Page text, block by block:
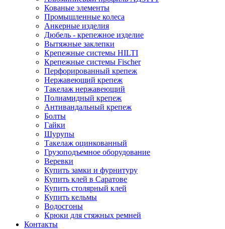
Кованые элементы
Промышленные колеса
Анкерные изделия
Дюбель - крепежное изделие
Вытяжные заклепки
Крепежные системы HILTI
Крепежные системы Fischer
Перфорированный крепеж
Нержавеющий крепеж
Такелаж нержавеющий
Полиамидный крепеж
Антивандальный крепеж
Болты
Гайки
Шурупы
Такелаж оцинкованный
Грузоподъемное оборудование
Веревки
Купить замки и фурнитуру
Купить клей в Саратове
Купить столярный клей
Купить кельмы
Водосгоны
Крюки для стяжных ремней
Контакты